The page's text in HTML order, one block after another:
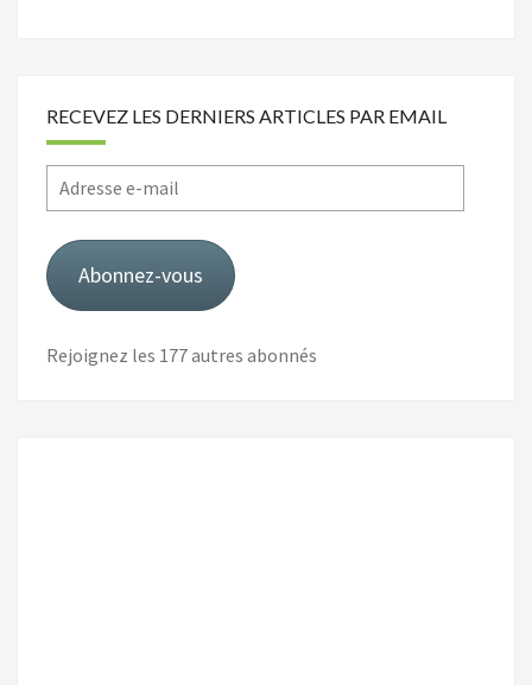
RECEVEZ LES DERNIERS ARTICLES PAR EMAIL
Adresse
e-
mail
Abonnez-vous
Rejoignez les 177 autres abonnés